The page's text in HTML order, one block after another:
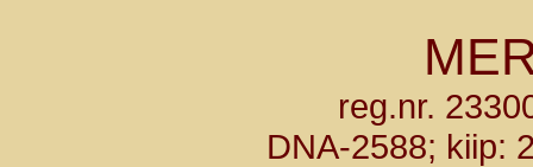
reg.nr.
DNA-2588; kiip: